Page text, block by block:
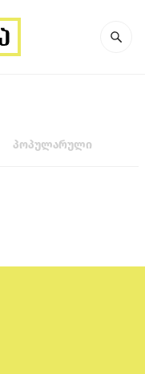
პოპულარული